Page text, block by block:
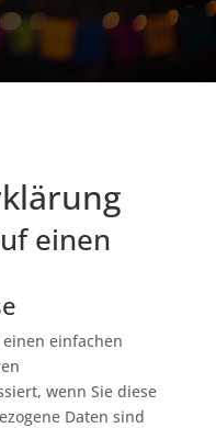
einen
einfachen
wenn Sie diese
Daten sind